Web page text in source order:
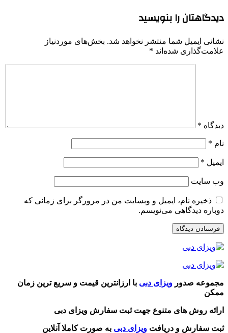
دیدگاهتان را بنویسید
نشانی ایمیل شما منتشر نخواهد شد. بخش‌های موردنیاز
علامت‌گذاری شده‌اند *
دیدگاه *
نام *
ایمیل *
وب‌ سایت
ذخیره نام، ایمیل و وبسایت من در مرورگر برای زمانی که
دوباره دیدگاهی می‌نویسم.
مجموعه صدور ویزای دبی با ارزانترین قیمت و سریع ترین زمان
ممکن
ارائه روش های متنوع جهت ثبت سفارش ویزای دبی
ثبت سفارش و دریافت ویزای دبی به صورت کاملا آنلاین